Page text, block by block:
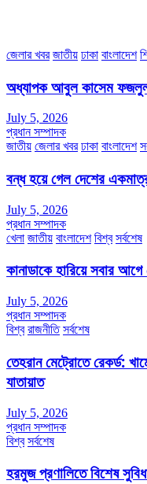
জেলার খবর জাতীয় ঢাকা বাংলাদেশ
অধ্যাপক আবুল কাসেম
July 5, 2026
প্রধান সম্পাদক
জাতীয় জেলার খবর ঢাকা বাংলাদেশ
বন্ধ হয়ে গেল দেশের
July 5, 2026
প্রধান সম্পাদক
খেলা জাতীয় বাংলাদেশ বিশ্ব সর্বশেষ
কানাডাকে হারিয়ে সবার
July 5, 2026
প্রধান সম্পাদক
বিশ্ব রাজনীতি সর্বশেষ
তেহরান মেট্রোতে রেকর্ড:
যাতায়াত
July 5, 2026
প্রধান সম্পাদক
বিশ্ব সর্বশেষ
হরমুজ প্রণালিতে বিশেষ